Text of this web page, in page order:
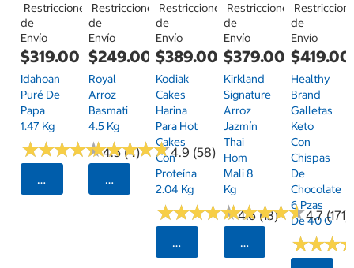
Restricciones
de
Envío
$319.00
Idahoan
Puré De
Papa
1.47 Kg
★★★★★
★★★★★4.5 (4)
Seleccionar Código Postal
Restricciones
de
Envío
$249.00
Royal
Arroz
Basmati
4.5 Kg
★★★★★
★★★★★4.9 (58)
Seleccionar Código Postal
Restricciones
de
Envío
$389.00
Kodiak
Cakes
Harina
Para Hot
Cakes
Con
Proteína
2.04 Kg
★★★★★
★★★★★4.6 (13)
Seleccionar Código Postal
Restricciones
de
Envío
$379.00
Kirkland
Signature
Arroz
Jazmín
Thai
Hom
Mali 8
Kg
★★★★★
★★★★★4.7 (171)
Seleccionar
de
Envío
$419.00
Healthy
Brand
Galletas
Keto
Con
Chispas
De
Chocolate
6 Pzas
De 40 G
★★★
★★★